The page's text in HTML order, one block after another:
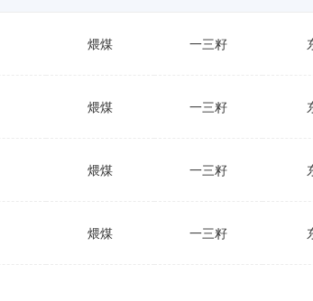
煨煤 一三籽
煨煤 一三籽
煨煤 一三籽
煨煤 一三籽